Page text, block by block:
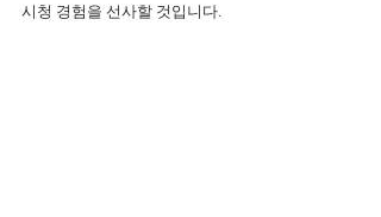
시청 경험을 선사할 것입니다.